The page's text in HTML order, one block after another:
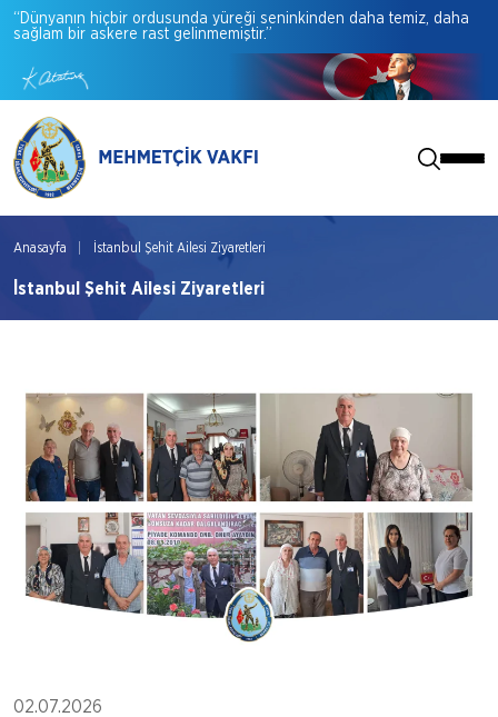
“Dünyanın hiçbir ordusunda yüreği seninkinden daha temiz, daha
sağlam bir askere rast gelinmemiştir.”
Anasayfa İstanbul Şehit Ailesi Ziyaretleri
İstanbul Şehit Ailesi Ziyaretleri
02.07.2026